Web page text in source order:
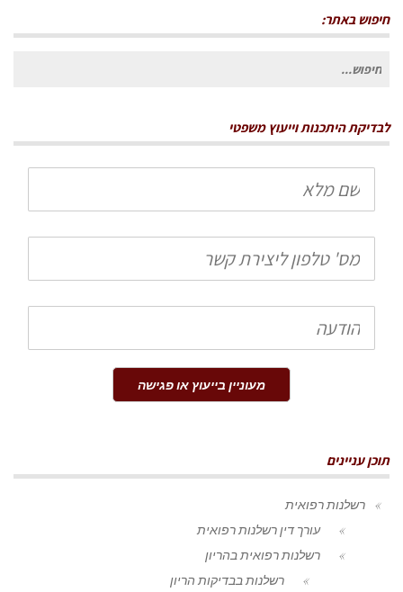
חיפוש באתר:
חיפוש
לבדיקת היתכנות וייעוץ משפטי
שם
מלא
טלפון
הודעה
מעוניין בייעוץ או פגישה
תוכן עניינים
רשלנות רפואית
עורך דין רשלנות רפואית
רשלנות רפואית בהריון
רשלנות בבדיקות הריון